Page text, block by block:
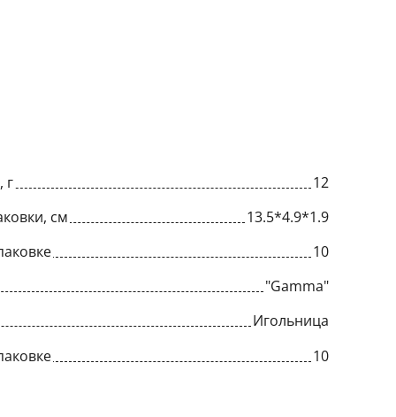
г
12
см
13.5*4.9*1.9
10
"Gamma"
Игольница
10